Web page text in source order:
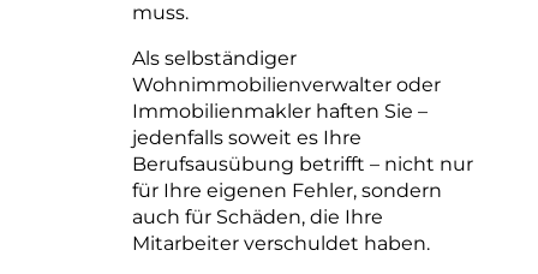
muss.
Als selbständiger
Wohnimmobilienverwalter oder
Immobilienmakler haften Sie –
jedenfalls soweit es Ihre
Berufsausübung betrifft – nicht nur
für Ihre eigenen Fehler, sondern
auch für Schäden, die Ihre
Mitarbeiter verschuldet haben.